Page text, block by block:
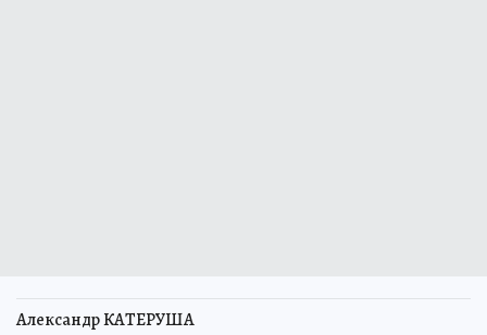
Александр КАТЕРУША